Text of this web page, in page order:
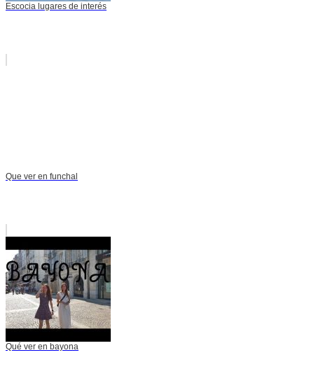
Escocia lugares de interés
Que ver en funchal
Qué ver en bayona